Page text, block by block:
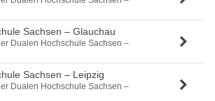
Sachsen – Glauchau
Dualen Hochschule Sachsen –
Sachsen – Leipzig
Dualen Hochschule Sachsen –